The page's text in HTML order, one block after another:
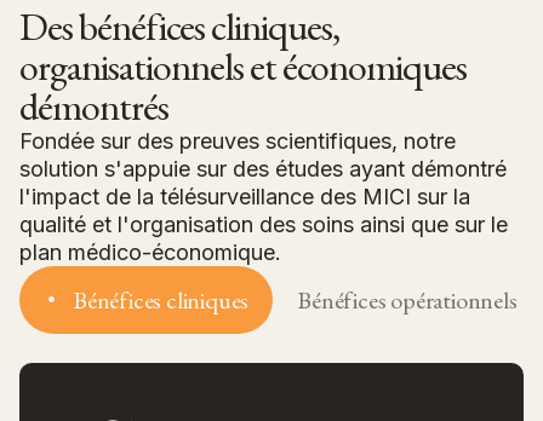
Des bénéfices cliniques,
organisationnels et économiques
démontrés
Fondée sur des preuves scientifiques, notre
solution s'appuie sur des études ayant démontré
l'impact de la télésurveillance des MICI sur la
qualité et l'organisation des soins ainsi que sur le
plan médico-économique.
Bénéfices cliniques Bénéfices opérationnels